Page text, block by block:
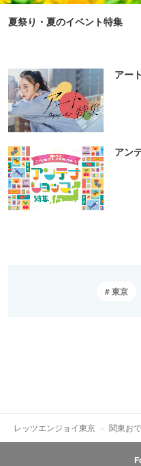
夏祭り・夏のイベント特集
アー
アン
東京
レッツエンジョイ東京 関東お